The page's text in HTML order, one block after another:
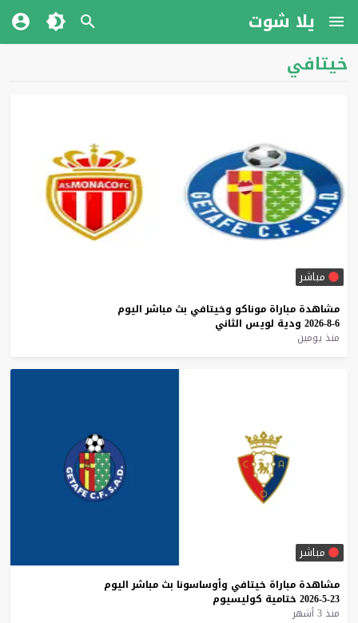
يلا شوت
خيتافي
مباشر
مشاهدة مباراة موناكو وخيتافي بث مباشر اليوم
6-8-2026
ودية لويس الثاني
منذ يومين
مباشر
مشاهدة مباراة خيتافي وأوساسونا بث مباشر اليوم
23-5-2026
ختامية كوليسيوم
منذ 3 أشهر